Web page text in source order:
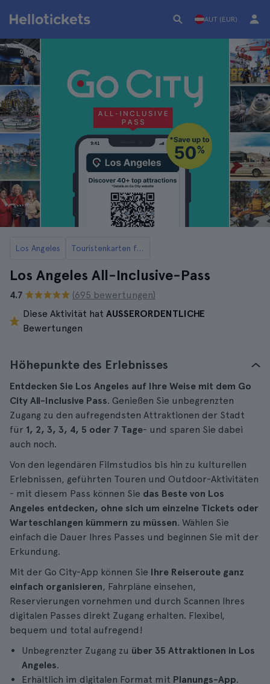
AUT (EUR)
Los Angeles Touristenkarten für Los Angeles
Los Angeles All-Inclusive-Pass
4.7
(695 bewertungen)
Diese Aktivität hat AUSSERORDENTLICHE
Bewertungen
Höhepunkte des Erlebnisses
Entdecken Sie Los Angeles auf Ihre Weise mit dem Go
City All-Inclusive Pass. Genießen Sie unbegrenzten
Zugang zu den aufregendsten Attraktionen der Stadt
für 1, 2, 3, 3, 4, 5 oder 7 Tage- und sparen Sie dabei
auch noch.
Von den legendären Filmstudios bis hin zu kulturellen
Erlebnissen, geführten Touren und Outdoor-Aktivitäten
- mit diesem Pass können Sie das Beste von Los
Angeles entdecken, ohne sich um einzelne Tickets oder
Warteschlangen kümmern zu müssen. Wählen Sie
einfach die Dauer Ihres Passes und beginnen Sie mit der
Erkundung.
Mit der Go City-App können Sie Ihre Reiseroute ganz
einfach organisieren, Fahrpläne einsehen,
Reservierungen vornehmen und durch Scannen Ihres
digitalen Passes direkt Zugang erhalten. Flexibel,
bequem und total aufregend!
Unbegrenzter Zugang zu über 35 Attraktionen in Los
Angeles.
Erhältlich im digitalen Format mit Planungs-App.